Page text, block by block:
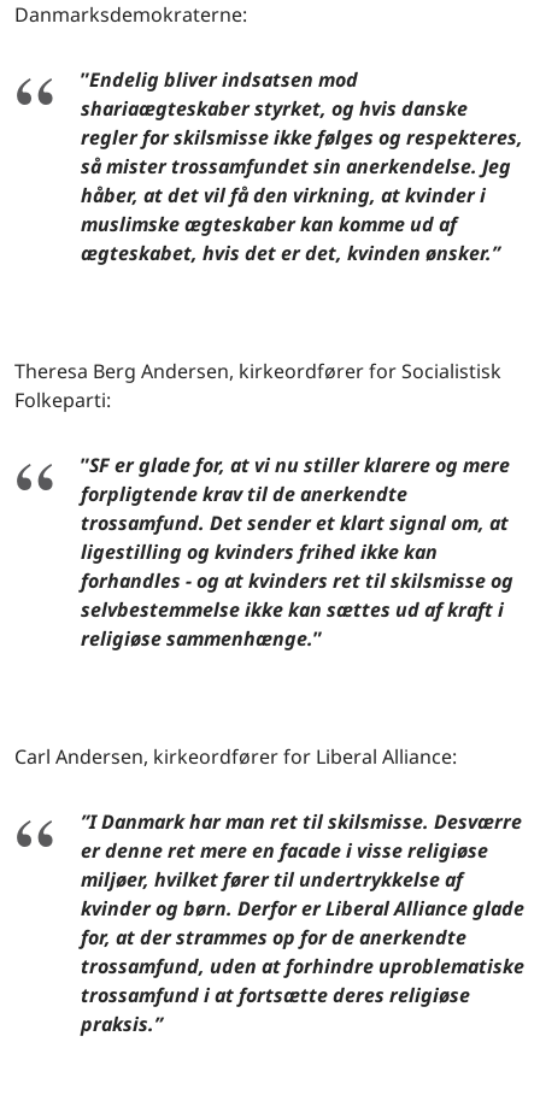
Danmarksdemokraterne:
”Endelig bliver indsatsen mod
shariaægteskaber styrket, og hvis danske
regler for skilsmisse ikke følges og respekteres,
så mister trossamfundet sin anerkendelse. Jeg
håber, at det vil få den virkning, at kvinder i
muslimske ægteskaber kan komme ud af
ægteskabet, hvis det er det, kvinden ønsker.”
Theresa Berg Andersen, kirkeordfører for Socialistisk
Folkeparti:
”SF er glade for, at vi nu stiller klarere og mere
forpligtende krav til de anerkendte
trossamfund. Det sender et klart signal om, at
ligestilling og kvinders frihed ikke kan
forhandles - og at kvinders ret til skilsmisse og
selvbestemmelse ikke kan sættes ud af kraft i
religiøse sammenhænge.”
Carl Andersen, kirkeordfører for Liberal Alliance:
”I Danmark har man ret til skilsmisse. Desværre
er denne ret mere en facade i visse religiøse
miljøer, hvilket fører til undertrykkelse af
kvinder og børn. Derfor er Liberal Alliance glade
for, at der strammes op for de anerkendte
trossamfund, uden at forhindre uproblematiske
trossamfund i at fortsætte deres religiøse
praksis.”